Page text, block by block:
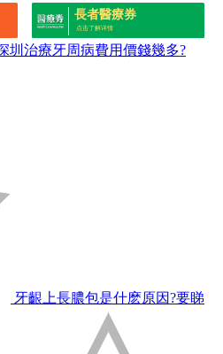
長者醫療券
点击了解详情
圳治療牙周病費用價錢幾多?
牙齦上長膿包是什麽原因?要睇